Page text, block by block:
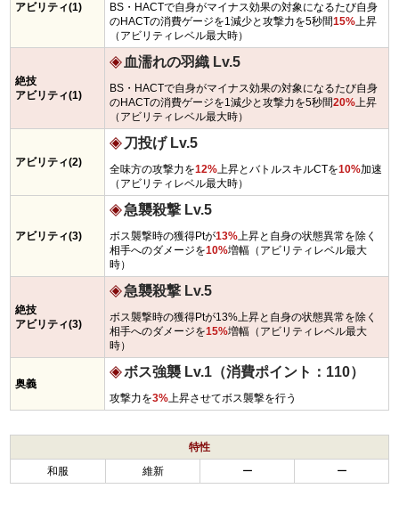
アビリティ(1)
BS・HACTで自身がマイナス効果の対象になるたび自身
のHACTの消費ゲージを1減少と攻撃力を5秒間15%上昇
（アビリティレベル最大時）
絶技
アビリティ(1)
血濡れの羽織 Lv.5
BS・HACTで自身がマイナス効果の対象になるたび自身
のHACTの消費ゲージを1減少と攻撃力を5秒間20%上昇
（アビリティレベル最大時）
アビリティ(2)
刀投げ Lv.5
全味方の攻撃力を12%上昇とバトルスキルCTを10%加速
（アビリティレベル最大時）
アビリティ(3)
急襲殺撃 Lv.5
ボス襲撃時の獲得Ptが13%上昇と自身の状態異常を除く
相手へのダメージを10%増幅（アビリティレベル最大
時）
絶技
アビリティ(3)
急襲殺撃 Lv.5
ボス襲撃時の獲得Ptが13%上昇と自身の状態異常を除く
相手へのダメージを15%増幅（アビリティレベル最大
時）
奥義
ボス強襲 Lv.1（消費ポイント：110）
攻撃力を3%上昇させてボス襲撃を行う
特性
和服
維新 ー ー